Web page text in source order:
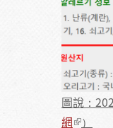
圖說：
網
）